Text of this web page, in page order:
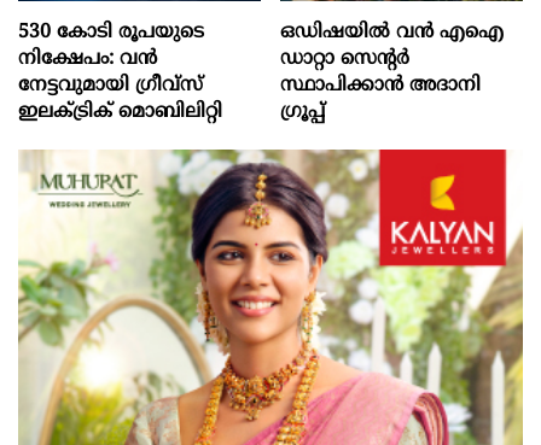
530 കോടി രൂപയുടെ
നിക്ഷേപം: വൻ
നേട്ടവുമായി ഗ്രീവ്സ്
ഇലക്ട്രിക് മൊബിലിറ്റി
ഒഡിഷയില്‍ വന്‍ എഐ
ഡാറ്റാ സെന്റര്‍
സ്ഥാപിക്കാന്‍ അദാനി
ഗ്രൂപ്പ്